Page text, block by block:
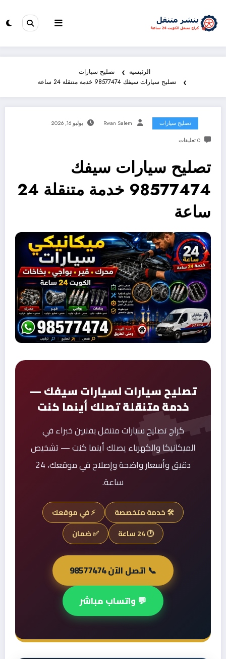
الرئيسية
تصليح سيارات
تصليح سيارات سيفك 98577474 خدمة متنقلة 24 ساعة
تصليح سيارات Rwan Salem يوليو 16, 2026
0 تعليقات
تصليح سيارات سيفك
98577474 خدمة متنقلة 24
ساعة
تصليح سيارات لسيارات سيفك —
خدمة متنقلة تصلك أينما كنت
كراج تصليح سيارات متنقل بفنيين خبراء في
الميكانيكا والكهرباء يصلك أينما كنت — تشخيص
دقيق وأسعار واضحة وإصلاح في موقعك، 24
ساعة.
🛠️ خدمة متخصصة
⚡ في موقعك
🕐 24 ساعة
✅ ضمان
📞 اتصل الآن 98577474
💬 واتساب مباشر